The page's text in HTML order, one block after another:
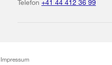
Telefon +41 44 412 36 99
Impressum